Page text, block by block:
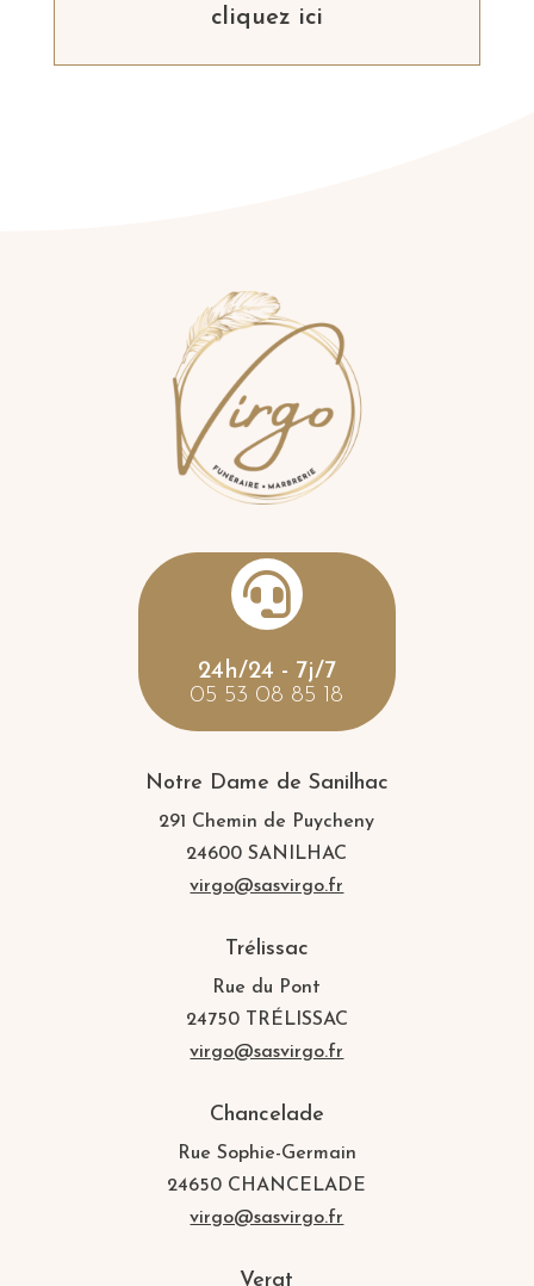
cliquez ici

24h/24 - 7j/7
05 53 08 85 18
Notre Dame de Sanilhac
291 Chemin de Puycheny
24600 SANILHAC
virgo@sasvirgo.fr
Trélissac
Rue du Pont
24750 TRÉLISSAC
virgo@sasvirgo.fr
Chancelade
Rue Sophie-Germain
24650 CHANCELADE
virgo@sasvirgo.fr
Vergt